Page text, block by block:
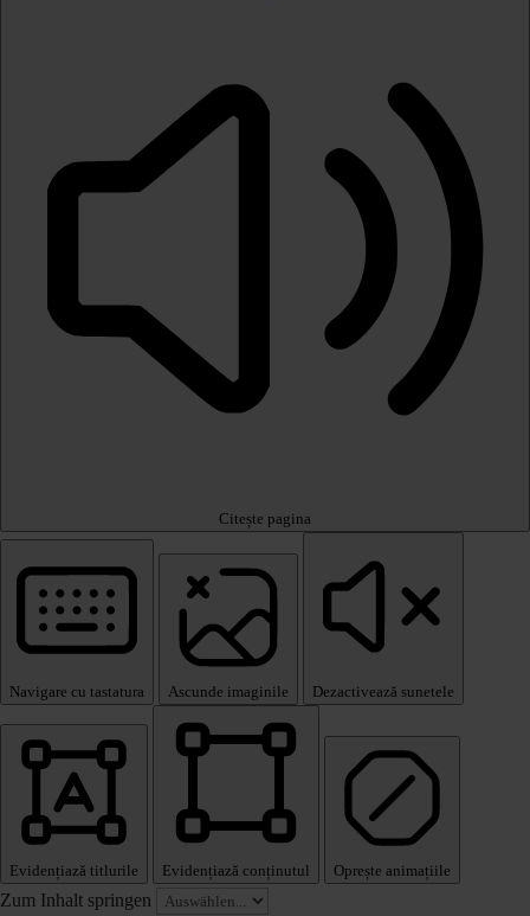
Citește pagina
Navigare cu tastatura Ascunde imaginile Dezactivează sunetele
Evidențiază titlurile Evidențiază conținutul Oprește animațiile
Zum Inhalt springen